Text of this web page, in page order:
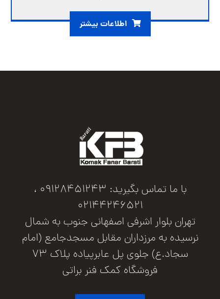
اطلاعات بیشتر
با ما تماس بگیرید: 09128451243 ،
02144246521
تهران بلوار اشرفی اصفهانی جنوب به شمال
نرسیده به مرزداران مقابل مسجدجامع (امام
سجاد.ع) جلوی پل عابرپیاده پلاک 73
فروشگاه کمک فنر براتی